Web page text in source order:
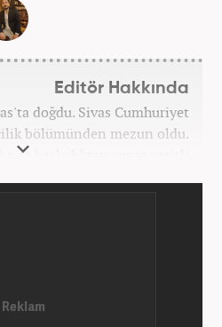
Editör Hakkında
doğdu. Sivas Cumhuriyet
bölümünden mezun oldu.
başladıktan sonra çeşitli